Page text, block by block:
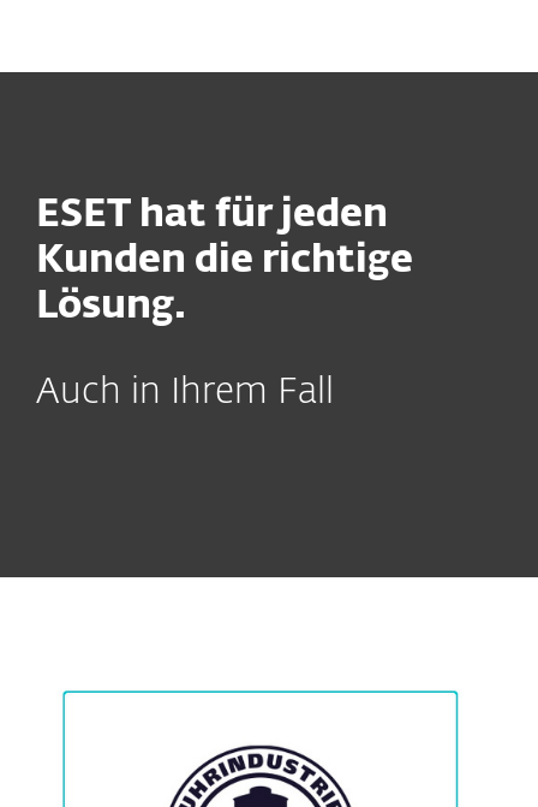
ESET hat für jeden
Kunden die richtige
Lösung.
Auch in Ihrem Fall